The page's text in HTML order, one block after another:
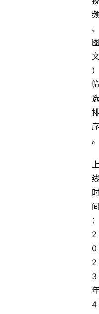
频
、
图
文
）
筛
选
排
序
。
上
线
时
间
：
2
0
2
3
年
4